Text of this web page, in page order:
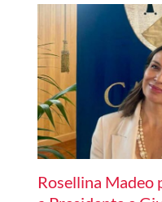
Rosellina Madeo